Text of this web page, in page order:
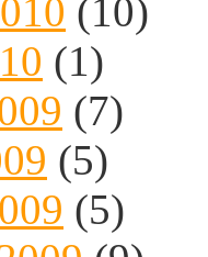
(10)
(1)
(7)
(5)
(5)